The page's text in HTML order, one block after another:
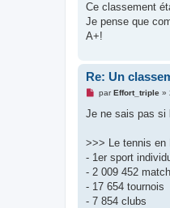
Ce classement
Je pense que
A+!
Re: Un
M
s
g
n
o
l
u
parEffort_triple»
Je ne sais pas si
>>> Le tennis en
- 1er sport
- 2 009 452
- 17 654 tournois
- 7 854 clubs